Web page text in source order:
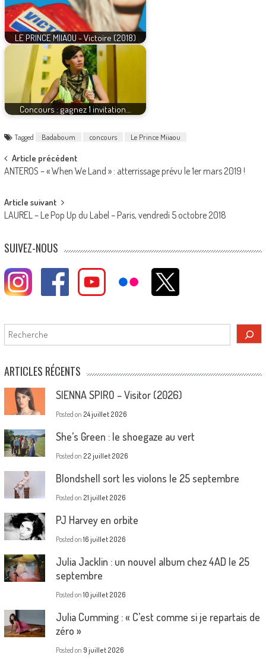
LE PRINCE MIIAOU - Victoire (2018)
Concours : gagnez 1 invitation…
Tagged Badaboum concours Le Prince Miiaou
Post
navigation
Article précédent
ANTEROS – « When We Land » : atterrissage prévu le 1er mars 2019 !
Article suivant
LAUREL – Le Pop Up du Label – Paris, vendredi 5 octobre 2018
SUIVEZ-NOUS
Rechercher
ARTICLES RÉCENTS
SIENNA SPIRO – Visitor (2026)
Posted on 24 juillet 2026
She’s Green : le shoegaze au vert
Posted on 22 juillet 2026
Blondshell sort les violons le 25 septembre
Posted on 21 juillet 2026
PJ Harvey en orbite
Posted on 16 juillet 2026
Julia Jacklin : un nouvel album chez 4AD le 25
septembre
Posted on 10 juillet 2026
Julia Cumming : « C’est comme si je repartais de
zéro »
Posted on 9 juillet 2026